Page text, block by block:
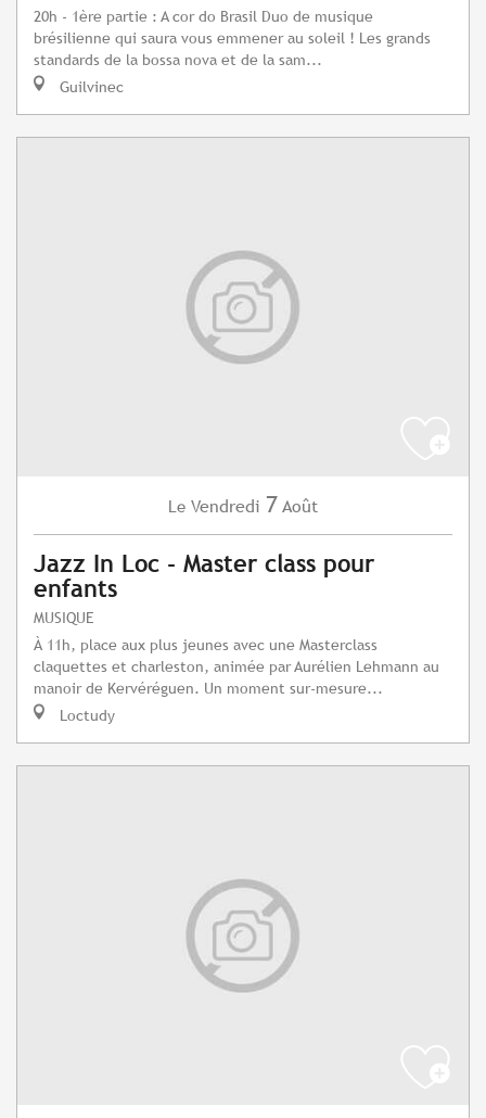
20h - 1ère partie : A cor do Brasil Duo de musique
brésilienne qui saura vous emmener au soleil ! Les grands
standards de la bossa nova et de la sam...
Guilvinec
Le Vendredi 7 Août
Jazz In Loc - Master class pour
enfants
MUSIQUE
À 11h, place aux plus jeunes avec une Masterclass
claquettes et charleston, animée par Aurélien Lehmann au
manoir de Kervéréguen. Un moment sur-mesure...
Loctudy